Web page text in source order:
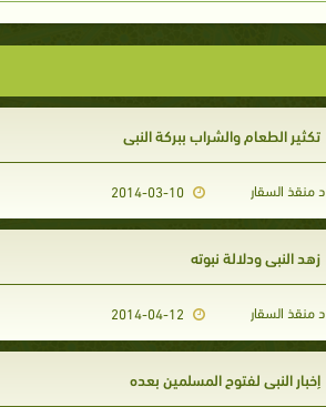
تكثير الطعام والشراب ببركة النبي
د منقذ السقار
زهد النبي ودلالة نبوته
د منقذ السقار
إخبار النبي لفتوح المسلمين بعده